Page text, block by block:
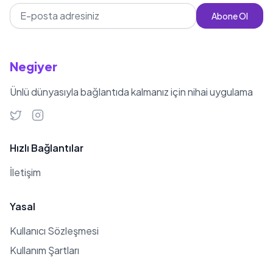
Abone Ol
Negiyer
Ünlü dünyasıyla bağlantıda kalmanız için nihai uygulama
Hızlı Bağlantılar
İletişim
Yasal
Kullanıcı Sözleşmesi
Kullanım Şartları